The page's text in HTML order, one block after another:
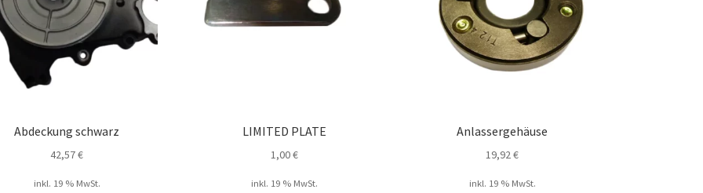
Abdeckung schwarz
42,57€
inkl. 19 % MwSt.
LIMITED PLATE
1,00€
inkl. 19 % MwSt.
Anlassergehäuse
19,92€
inkl. 19 % MwSt.